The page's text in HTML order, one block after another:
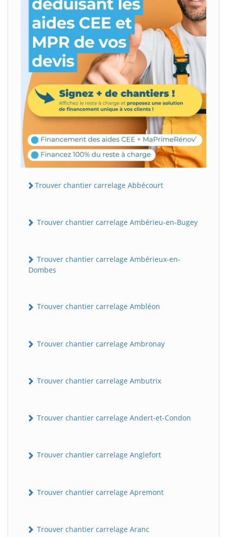
Trouver chantier carrelage Abbécourt
Trouver chantier carrelage Ambérieu-en-Bugey
Trouver chantier carrelage Ambérieux-en-
Dombes
Trouver chantier carrelage Ambléon
Trouver chantier carrelage Ambronay
Trouver chantier carrelage Ambutrix
Trouver chantier carrelage Andert-et-Condon
Trouver chantier carrelage Anglefort
Trouver chantier carrelage Apremont
Trouver chantier carrelage Aranc